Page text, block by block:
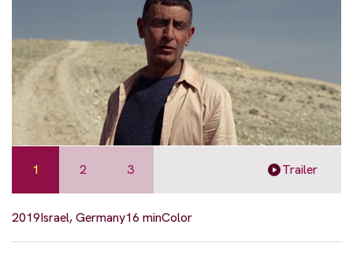
1 2 3 Trailer
2019Israel, Germany16 minColor